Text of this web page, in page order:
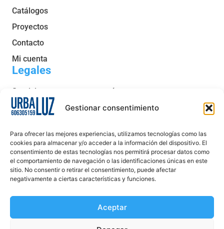
Gestionar consentimiento
Para ofrecer las mejores experiencias, utilizamos tecnologías como las
cookies para almacenar y/o acceder a la información del dispositivo. El
consentimiento de estas tecnologías nos permitirá procesar datos como
el comportamiento de navegación o las identificaciones únicas en este
sitio. No consentir o retirar el consentimiento, puede afectar
negativamente a ciertas características y funciones.
Aceptar
Catálogos
Proyectos
Contacto
Mi cuenta
Legales
Servicio post venta y garantía
Condiciones generales de venta
Política de cookies
Aviso legal
Declaración de accesibilidad